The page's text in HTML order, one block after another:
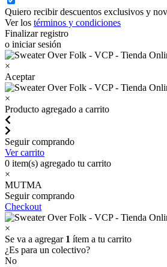
Quiero recibir descuentos exclusivos y
Ver los términos y condiciones
Finalizar registro
o iniciar sesión
×
Aceptar
×
Producto agregado a carrito
Seguir comprando
Ver carrito
0 item(s) agregado tu carrito
×
MUTMA
Seguir comprando
Checkout
×
Se va a agregar 1 ítem a tu carrito
¿Es para un colectivo?
No